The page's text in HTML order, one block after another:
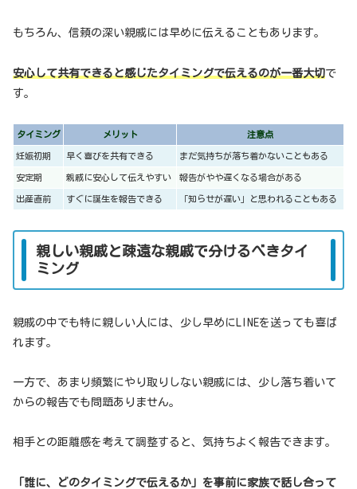
もちろん、信頼の深い親戚には早めに伝えることもあります。
安心して共有できると感じたタイミングで伝えるのが一番大切で
す。
タイミング メリット 注意点
妊娠初期 早く喜びを共有できる まだ気持ちが落ち着かないこともある
安定期 親戚に安心して伝えやすい 報告がやや遅くなる場合がある
出産直前 すぐに誕生を報告できる 「知らせが遅い」と思われることもある
親しい親戚と疎遠な親戚で分けるべきタイ
ミング
親戚の中でも特に親しい人には、少し早めにLINEを送っても喜ば
れます。
一方で、あまり頻繁にやり取りしない親戚には、少し落ち着いて
からの報告でも問題ありません。
相手との距離感を考えて調整すると、気持ちよく報告できます。
「誰に、どのタイミングで伝えるか」を事前に家族で話し合って